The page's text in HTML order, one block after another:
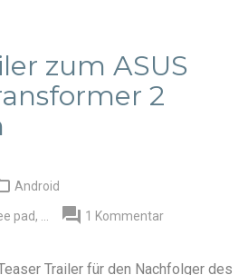
zum ASUS
2
Android
pad, ...  1 Kommentar
Trailer für den Nachfolger des